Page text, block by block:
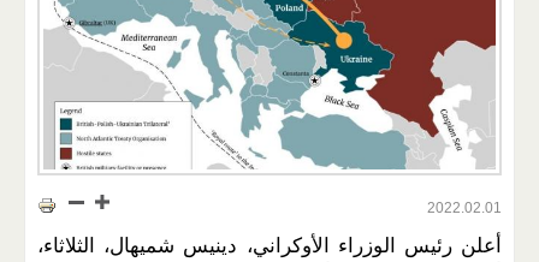
2022.02.01
أعلن رئيس الوزراء الأوكراني، دينيس شميهال، الثلاثاء،